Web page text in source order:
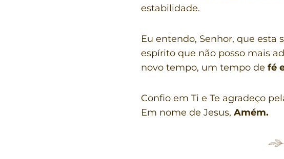
estabilidade.
Eu entendo, Senhor, que esta
espírito que não posso mais
novo tempo, um tempo de fé
Confio em Ti e Te agradeço
Em nome de Jesus, Amém.